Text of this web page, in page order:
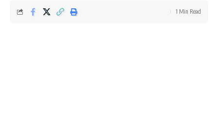
1 Min Read